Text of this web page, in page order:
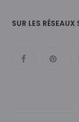
SUR LES